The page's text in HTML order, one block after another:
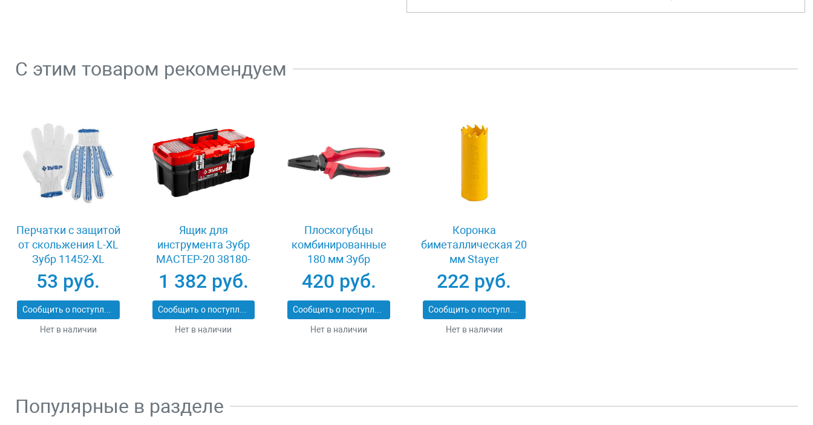
С этим товаром рекомендуем
Перчатки с защитой
от скольжения L-XL
Зубр 11452-XL
53 руб.
Сообщить о поступлении
Нет в наличии
Ящик для
инструмента Зубр
МАСТЕР-20 38180-
20_z02
1 382 руб.
Сообщить о поступлении
Нет в наличии
Плоскогубцы
комбинированные
180 мм Зубр
МАСТЕР 22015-1-
18_z01
420 руб.
Сообщить о поступлении
Нет в наличии
Коронка
биметаллическая 20
мм Stayer
PROFESSIONAL
29547-020
222 руб.
Сообщить о поступлении
Нет в наличии
Популярные в разделе